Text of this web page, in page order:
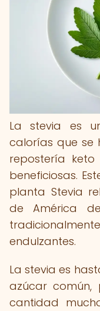
La stevia es
calorías que se
repostería
beneficiosas.
planta Stevia
de América
endulzantes.
La stevia es
azúcar común,
cantidad